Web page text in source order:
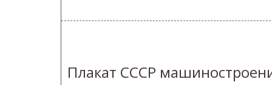
Плакат СССР